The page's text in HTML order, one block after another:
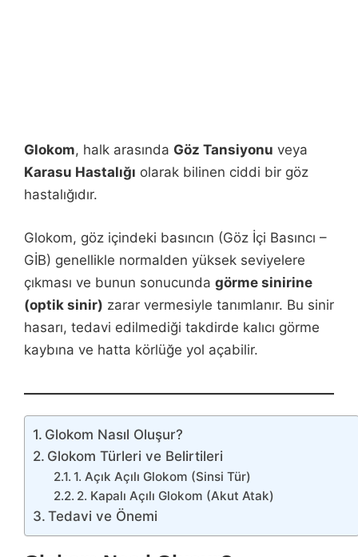
Glokom, halk arasında Göz Tansiyonu veya
Karasu Hastalığı olarak bilinen ciddi bir göz
hastalığıdır.
Glokom, göz içindeki basıncın (Göz İçi Basıncı –
GİB) genellikle normalden yüksek seviyelere
çıkması ve bunun sonucunda görme sinirine
(optik sinir) zarar vermesiyle tanımlanır. Bu sinir
hasarı, tedavi edilmediği takdirde kalıcı görme
kaybına ve hatta körlüğe yol açabilir.
Glokom Nasıl Oluşur?
Glokom Türleri ve Belirtileri
1. Açık Açılı Glokom (Sinsi Tür)
2. Kapalı Açılı Glokom (Akut Atak)
Tedavi ve Önemi